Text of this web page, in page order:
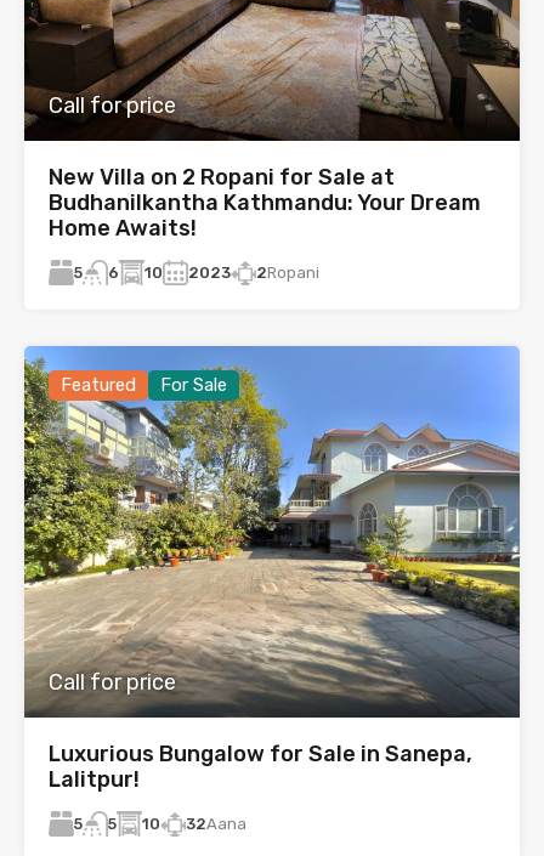
Call for price
New Villa on 2 Ropani for Sale at
Budhanilkantha Kathmandu: Your Dream
Home Awaits!
5 6 10 2023 2Ropani
Featured For Sale
Call for price
Luxurious Bungalow for Sale in Sanepa,
Lalitpur!
5 5 10 32Aana